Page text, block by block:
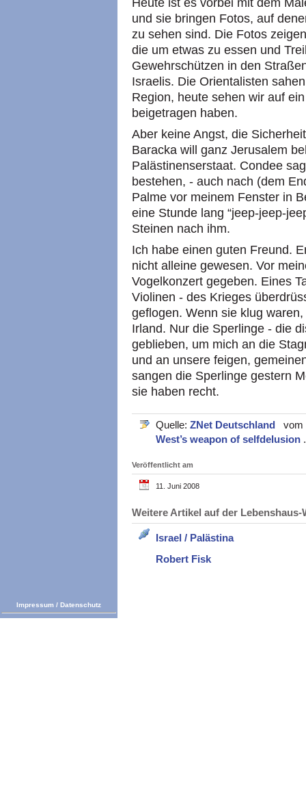
Heute ist es vorbei mit dem
und sie bringen Fotos, auf
zu sehen sind. Die Fotos
die um etwas zu essen und
Gewehrschützen in den
Israelis. Die Orientalisten
Region, heute sehen wir auf
beigetragen haben.
Aber keine Angst, die
Baracka will ganz Jerusalem
Palästinenserstaat. Condee
bestehen, - auch nach (dem
Palme vor meinem Fenster in
eine Stunde lang “jeep-jeep-
Steinen nach ihm.
Ich habe einen guten Freund.
nicht alleine gewesen. Vor
Vogelkonzert gegeben. Eines
Violinen - des Krieges
geflogen. Wenn sie klug
Irland. Nur die Sperlinge - die
geblieben, um mich an die
und an unsere feigen,
sangen die Sperlinge gestern
sie haben recht.
Quelle: ZNet Deutschland
vom
West’s weapon of selfdelusion
Veröffentlicht am
11. Juni 2008
Weitere Artikel auf der
Israel / Palästina
Robert Fisk
Impressum / Datenschutz